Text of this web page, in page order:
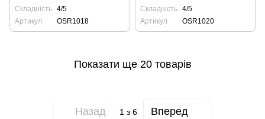
Складність 4/5
Артикул
OSR1018
Складність 4/5
Артикул
OSR1020
Показати ще 20 товарів
Назад 1 з 6 Вперед